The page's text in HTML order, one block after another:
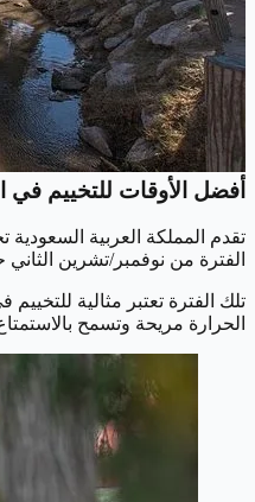
أفضل الأوقات للتخييم في
تقدم المملكة العربية
الفترة من نوفمبر/تشرين الثاني
تلك الفترة تعتبر مثالية
الحرارة مريحة وتسمح